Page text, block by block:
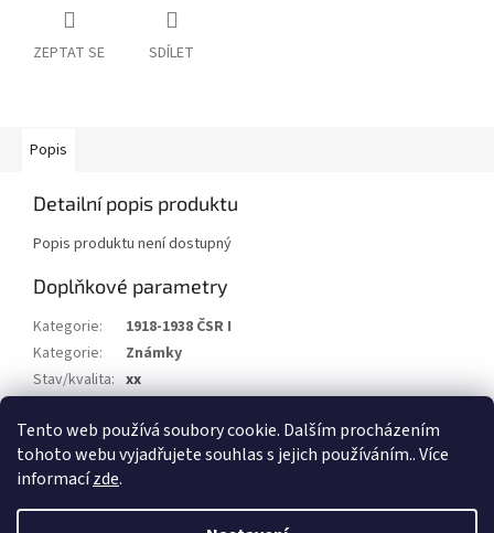
Tento web používá soubory cookie. Dalším procházením
tohoto webu vyjadřujete souhlas s jejich používáním.. Více
informacízde.
ZEPTAT SE SDÍLET
Popis
Detailní popis produktu
Popis produktu není dostupný
Doplňkové parametry
Kategorie:
1918-1938 ČSR I
Kategorie:
Známky
Stav/kvalita: xx
Rok: 1943